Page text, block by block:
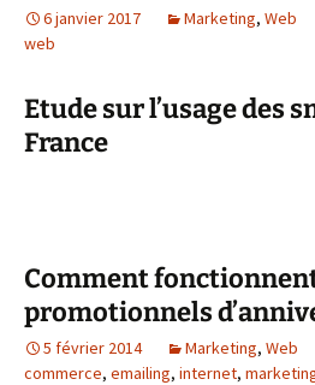
6 janvier 2017 Marketing, Web
web
Etude sur l’usage des
France
Comment
promotionnels
5 février 2014 Marketing, Web
commerce, emailing, internet,